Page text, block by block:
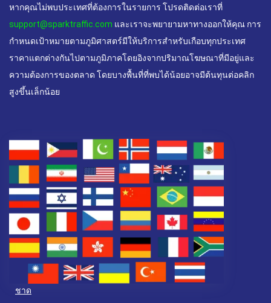
หากคุณไม่พบประเทศที่ต้องการในรายการ โปรดติดต่อเราที่
support@sparktraffic.com และเราจะพยายามหาทางออกให้คุณ การ
กำหนดเป้าหมายตามภูมิศาสตร์มีให้บริการสำหรับเกือบทุกประเทศ
ราคาแตกต่างกันไปตามภูมิภาคโดยอิงจากปริมาณโฆษณาที่มีอยู่และ
ความต้องการของตลาด โดยบางพื้นที่ที่พบได้น้อยอาจมีต้นทุนต่อคลิก
สูงขึ้นเล็กน้อย
ชาด